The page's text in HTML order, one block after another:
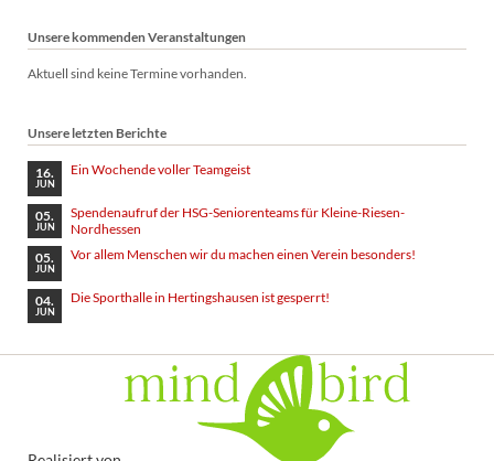
Unsere kommenden Veranstaltungen
Aktuell sind keine Termine vorhanden.
Unsere letzten Berichte
16.
JUN
Ein Wochende voller Teamgeist
05.
JUN
Spendenaufruf der HSG-Seniorenteams für Kleine-Riesen-
Nordhessen
05.
JUN
Vor allem Menschen wir du machen einen Verein besonders!
04.
JUN
Die Sporthalle in Hertingshausen ist gesperrt!